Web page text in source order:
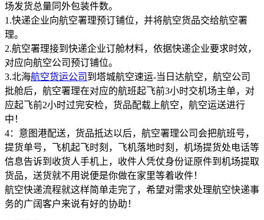
场发货总量同外包装件数。
1.快递企业向航空署理预订铺位，并将航空货品交给航空署
理。
2.航空署理接到快递企业订舱材料，依据快递企业要求时效，
对应向航空公司预订铺位。
3.北海航空货运公司 到塔城航空速运-当日达航空，航空公司
批舱后，航空署理在对应的航班起飞前3小时交机场主单，对
应起飞前2小时过完安检，货品配载上航空，航空运送进行
中！
4：意图港配送，货品抵达以后，航空署理公司会把航班号，
提货单号，飞机起飞时刻，飞机落地时刻，机场提货处电话等
信息告诉到收货人手机上，收件人凭仗身份证原件到机场提取
货品，送货就不用说便是你做在家里等着收件！
航空快递流程就这样简单走完了，希望对需求处理航空快递事
务的广阔客户来说有好的协助！